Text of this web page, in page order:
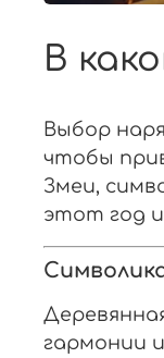
В
Выбор
чтобы
Змеи,
этот год
гармонии